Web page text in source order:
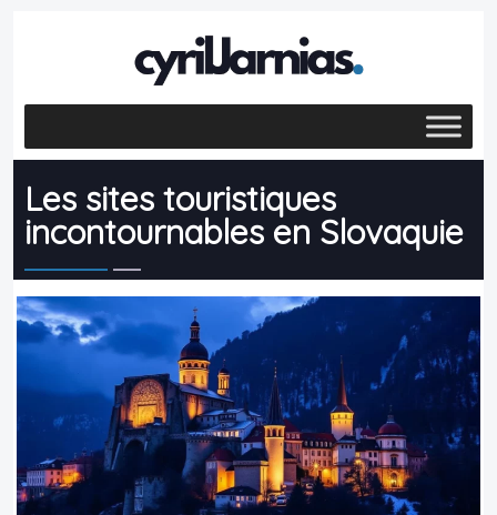
Les sites touristiques
incontournables en Slovaquie